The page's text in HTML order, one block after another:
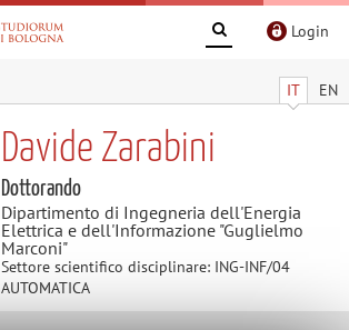
Login
IT EN
Davide Zarabini
Dottorando
Dipartimento di Ingegneria dell'Energia
Elettrica e dell'Informazione "Guglielmo
Marconi"
Settore scientifico disciplinare: ING-INF/04
AUTOMATICA